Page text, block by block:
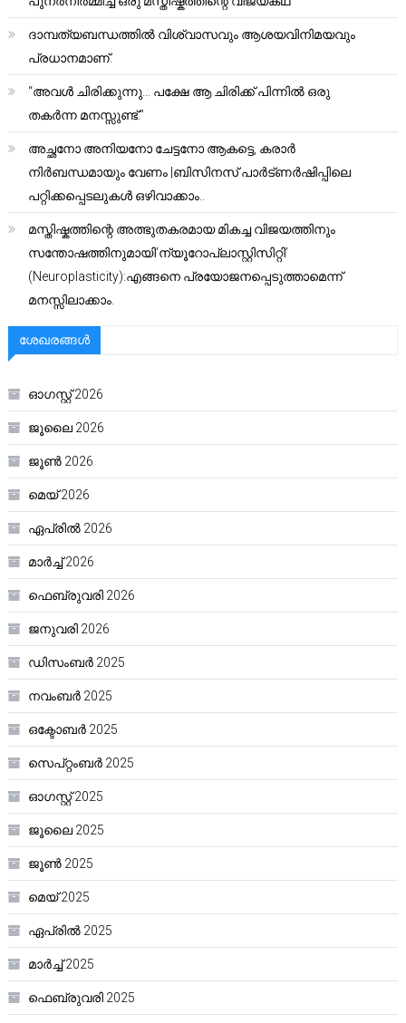
ദാമ്പത്യബന്ധത്തിൽ വിശ്വാസവും ആശയവിനിമയവും
പ്രധാനമാണ്.
“അവൾ ചിരിക്കുന്നു… പക്ഷേ ആ ചിരിക്ക് പിന്നിൽ ഒരു
തകർന്ന മനസ്സുണ്ട്.”
അച്ഛനോ അനിയനോ ചേട്ടനോ ആകട്ടെ, കരാർ
നിർബന്ധമായും വേണം |ബിസിനസ് പാർട്ണർഷിപ്പിലെ
പറ്റിക്കപ്പെടലുകൾ ഒഴിവാക്കാം..
മസ്തിഷ്കത്തിന്റെ അത്ഭുതകരമായ മികച്ച വിജയത്തിനും
സന്തോഷത്തിനുമായി’ന്യൂറോപ്ലാസ്റ്റിസിറ്റി’
(Neuroplasticity):എങ്ങനെ പ്രയോജനപ്പെടുത്താമെന്ന്
മനസ്സിലാക്കാം.
ശേഖരങ്ങൾ
ഓഗസ്റ്റ്‌ 2026
ജൂലൈ 2026
ജൂൺ 2026
മെയ്‌ 2026
ഏപ്രിൽ 2026
മാർച്ച്‌ 2026
ഫെബ്രുവരി 2026
ജനുവരി 2026
ഡിസംബർ 2025
നവംബർ 2025
ഒക്ടോബർ 2025
സെപ്റ്റംബർ 2025
ഓഗസ്റ്റ്‌ 2025
ജൂലൈ 2025
ജൂൺ 2025
മെയ്‌ 2025
ഏപ്രിൽ 2025
മാർച്ച്‌ 2025
ഫെബ്രുവരി 2025